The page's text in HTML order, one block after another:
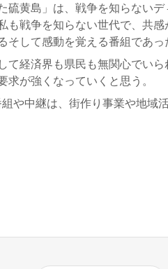
硫黄島」は、戦争を知らない
も戦争を知らない世代で、共
そして感動を覚える番組であっ
て経済界も県民も無関心でい
求が強くなっていくと思う。
や中継は、街作り事業や地域